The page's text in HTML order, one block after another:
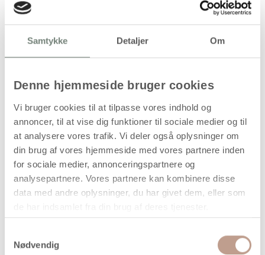
Samtykke Detaljer Om
Denne hjemmeside bruger cookies
Vi bruger cookies til at tilpasse vores indhold og
annoncer, til at vise dig funktioner til sociale medier og til
at analysere vores trafik. Vi deler også oplysninger om
din brug af vores hjemmeside med vores partnere inden
for sociale medier, annonceringspartnere og
analysepartnere. Vores partnere kan kombinere disse
data med andre oplysninger, du har givet dem, eller som
Nødvendig
Håndlavet #-tegn i papmaché til
dekoration og kreative formål
symbolet (hashtag) og har en stor og markant størrelse,
der gør det velegnet til synlig dekoration og kreative
projekter. Overfladen er ubehandlet og kan anvendes som
base for maling, beklædning eller anden kreativ
forarbejdning.
Tegnet er let, men formstabilt, og kan anvendes alene eller
kombineres med bogstaver, tal eller andre symboler i
hobbyprojekter, undervisning, temadekorationer eller
udsmykning.
Anvendelse
Dekoration og udsmykning